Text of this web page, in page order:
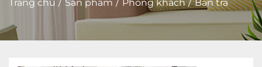
Trang chủ Sản phẩm Phòng khách Bàn trà